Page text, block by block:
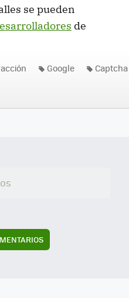
se pueden
de
Google Captcha